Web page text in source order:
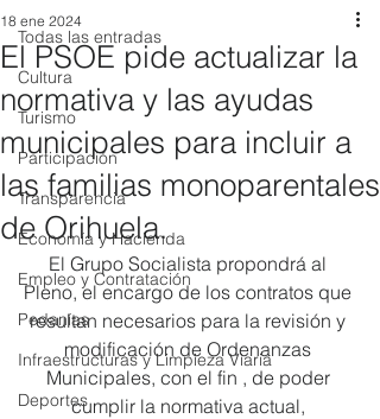
Todas las entradas
Cultura
Turismo
Participación
Transparencia
Economía y Hacienda
Empleo y Contratación
Pedanías
Infraestructuras y Limpieza Viaria
Deportes
El PSOE pide actualizar la
normativa y las ayudas
municipales para incluir a
las familias monoparentales
de Orihuela.
18 ene 2024
El Grupo Socialista propondrá al
Pleno, el encargo de los contratos que
resultan necesarios para la revisión y
modificación de Ordenanzas
Municipales, con el fin , de poder
cumplir la normativa actual,